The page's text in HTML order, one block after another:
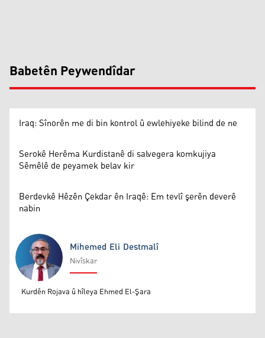
Babetên Peywendîdar
Iraq: Sînorên me di bin kontrol û ewlehiyeke bilind de ne
Serokê Herêma Kurdistanê di salvegera komkujiya
Sêmêlê de peyamek belav kir
Berdevkê Hêzên Çekdar ên Iraqê: Em tevlî şerên deverê
nabin
Mihemed Eli Destmalî
Mihemed Eli Destmalî
Nivîskar
Kurdên Rojava û hîleya Ehmed El-Şara